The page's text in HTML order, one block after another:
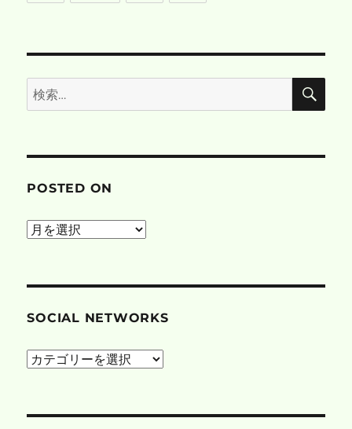
検
索:
検
POSTED ON
posted
SOCIAL NETWORKS
social